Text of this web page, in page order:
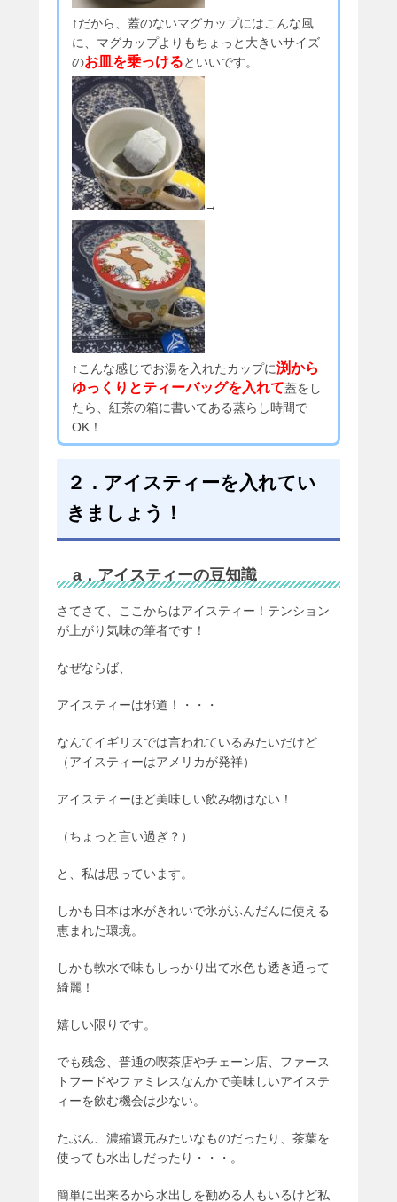
↑だから、蓋のないマグカップにはこんな風
に、マグカップよりもちょっと大きいサイズ
のお皿を乗っけるといいです。
→
↑こんな感じでお湯を入れたカップに渕から
ゆっくりとティーバッグを入れて蓋をし
たら、紅茶の箱に書いてある蒸らし時間で
OK！
２．アイスティーを入れてい
きましょう！
a．アイスティーの豆知識
さてさて、ここからはアイスティー！テンション
が上がり気味の筆者です！
なぜならば、
アイスティーは邪道！・・・
なんてイギリスでは言われているみたいだけど
（アイスティーはアメリカが発祥）
アイスティーほど美味しい飲み物はない！
（ちょっと言い過ぎ？）
と、私は思っています。
しかも日本は水がきれいで氷がふんだんに使える
恵まれた環境。
しかも軟水で味もしっかり出て水色も透き通って
綺麗！
嬉しい限りです。
でも残念、普通の喫茶店やチェーン店、ファース
トフードやファミレスなんかで美味しいアイステ
ィーを飲む機会は少ない。
たぶん、濃縮還元みたいなものだったり、茶葉を
使っても水出しだったり・・・。
簡単に出来るから水出しを勧める人もいるけど私